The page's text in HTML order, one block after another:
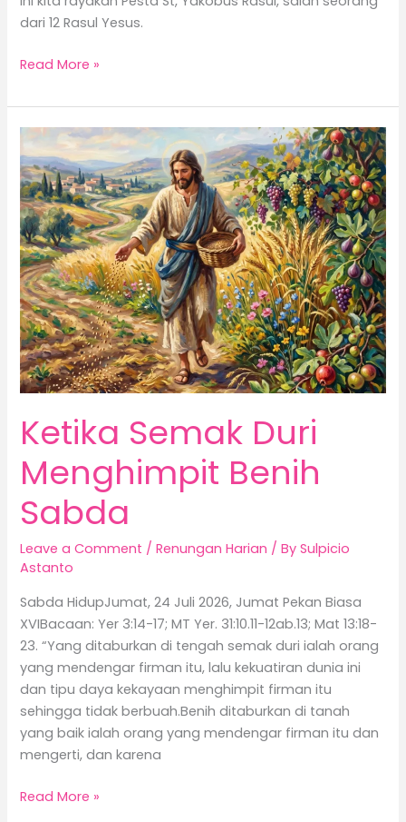
dari 12 Rasul Yesus.
Read More »
Ketika Semak Duri
Menghimpit Benih
Sabda
Leave a Comment /Renungan Harian / BySulpicio
Astanto
Sabda HidupJumat, 24 Juli 2026, Jumat Pekan Biasa
XVIBacaan: Yer 3:14-17; MT Yer. 31:10.11-12ab.13; Mat 13:18-
23. “Yang ditaburkan di tengah semak duri ialah orang
yang mendengar firman itu, lalu kekuatiran dunia ini
dan tipu daya kekayaan menghimpit firman itu
sehingga tidak berbuah.Benih ditaburkan di tanah
yang baik ialah orang yang mendengar firman itu dan
mengerti, dan karena
Ketika
Semak
Duri
Menghimpit
Benih
Sabda
Read More »